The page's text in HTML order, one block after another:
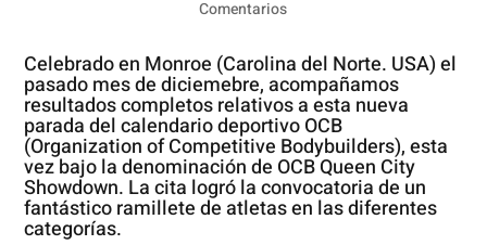
Comentarios
Celebrado en Monroe (Carolina del Norte. USA) el
pasado mes de diciemebre, acompañamos
resultados completos relativos a esta nueva
parada del calendario deportivo OCB
(Organization of Competitive Bodybuilders), esta
vez bajo la denominación de OCB Queen City
Showdown. La cita logró la convocatoria de un
fantástico ramillete de atletas en las diferentes
categorías.